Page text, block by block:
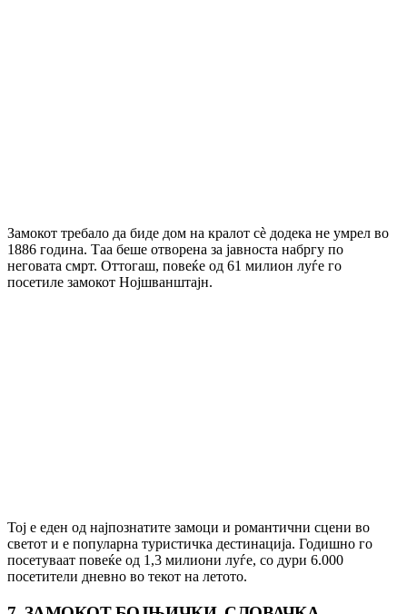
Замокот требало да биде дом на кралот сè додека не умрел во
1886 година. Таа беше отворена за јавноста набргу по
неговата смрт. Оттогаш, повеќе од 61 милион луѓе го
посетиле замокот Нојшванштајн.
Тој е еден од најпознатите замоци и романтични сцени во
светот и е популарна туристичка дестинација. Годишно го
посетуваат повеќе од 1,3 милиони луѓе, со дури 6.000
посетители дневно во текот на летото.